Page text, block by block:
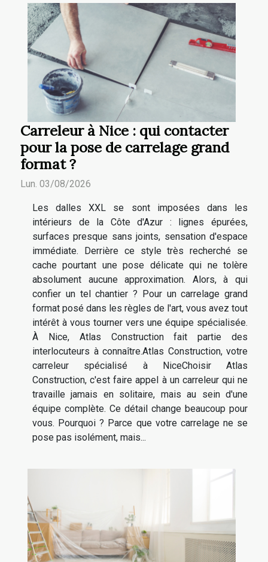
Carreleur à Nice : qui contacter
pour la pose de carrelage grand
format ?
Lun. 03/08/2026
Les dalles XXL se sont imposées dans les
intérieurs de la Côte d'Azur : lignes épurées,
surfaces presque sans joints, sensation d'espace
immédiate. Derrière ce style très recherché se
cache pourtant une pose délicate qui ne tolère
absolument aucune approximation. Alors, à qui
confier un tel chantier ? Pour un carrelage grand
format posé dans les règles de l'art, vous avez tout
intérêt à vous tourner vers une équipe spécialisée.
À Nice, Atlas Construction fait partie des
interlocuteurs à connaître.Atlas Construction, votre
carreleur spécialisé à NiceChoisir Atlas
Construction, c'est faire appel à un carreleur qui ne
travaille jamais en solitaire, mais au sein d'une
équipe complète. Ce détail change beaucoup pour
vous. Pourquoi ? Parce que votre carrelage ne se
pose pas isolément, mais...